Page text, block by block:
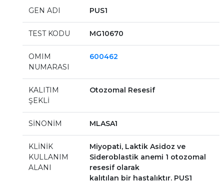
GEN ADI PUS1
TEST KODU MG10670
OMIM
NUMARASI
600462
KALITIM
ŞEKLİ
Otozomal Resesif
SİNONİM MLASA1
KLİNİK
KULLANIM
ALANI
Miyopati, Laktik Asidoz ve
Sideroblastik anemi 1 otozomal
resesif olarak
kalıtılan bir hastalıktır. PUS1